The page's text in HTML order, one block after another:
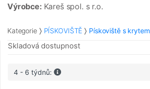
Výrobce: Kareš spol. s r.o.
Kategorie PÍSKOVIŠTĚ Pískoviště s krytem
Skladová dostupnost
4 - 6 týdnů: